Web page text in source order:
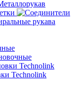
рукава
Technolink